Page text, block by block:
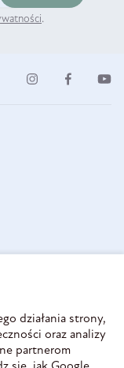
.
działania strony,
oraz analizy
partnerom